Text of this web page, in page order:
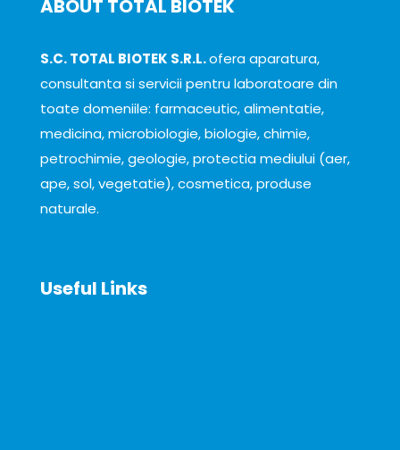
ABOUT TOTAL BIOTEK
S.C. TOTAL BIOTEK S.R.L.ofera aparatura,
consultanta si servicii pentru laboratoare din
toate domeniile: farmaceutic, alimentatie,
medicina, microbiologie, biologie, chimie,
petrochimie, geologie, protectia mediului (aer,
ape, sol, vegetatie), cosmetica, produse
naturale.
Useful Links